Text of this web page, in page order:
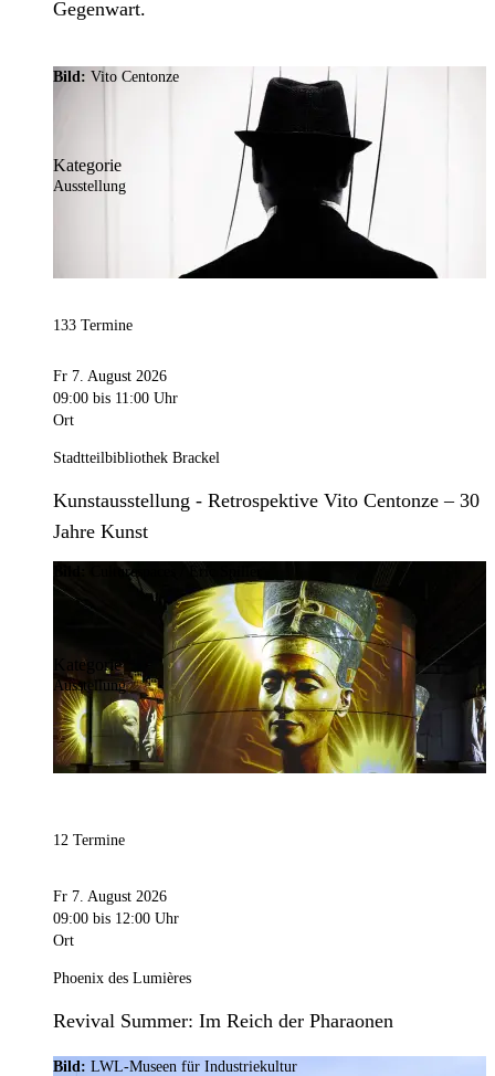
Gegenwart.
Bild: Vito Centonze
Kategorie
Ausstellung
133 Termine
Fr 7. August 2026
09:00 bis 11:00 Uhr
Ort
Stadtteilbibliothek Brackel
Kunstausstellung - Retrospektive Vito Centonze – 30
Jahre Kunst
Culturespaces / Eric Spiller
Kategorie
Ausstellung
12 Termine
Fr 7. August 2026
09:00 bis 12:00 Uhr
Ort
Phoenix des Lumières
Revival Summer: Im Reich der Pharaonen
Bild: LWL-Museen für Industriekultur